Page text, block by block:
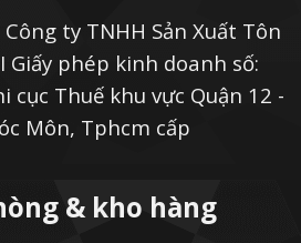
ty TNHH Sản Xuất Tôn
Giấy phép kinh doanh số:
cục Thuế khu vực Quận 12 -
Môn, Tphcm cấp
& kho hàng